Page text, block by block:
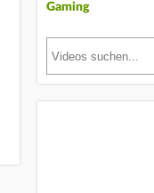
Gaming